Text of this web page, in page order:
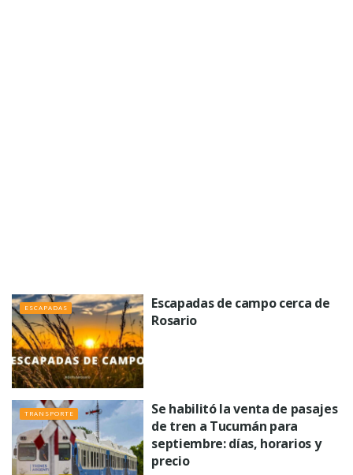
ESCAPADAS
Escapadas de campo cerca de
Rosario
TRANSPORTE
Se habilitó la venta de pasajes
de tren a Tucumán para
septiembre: días, horarios y
precio